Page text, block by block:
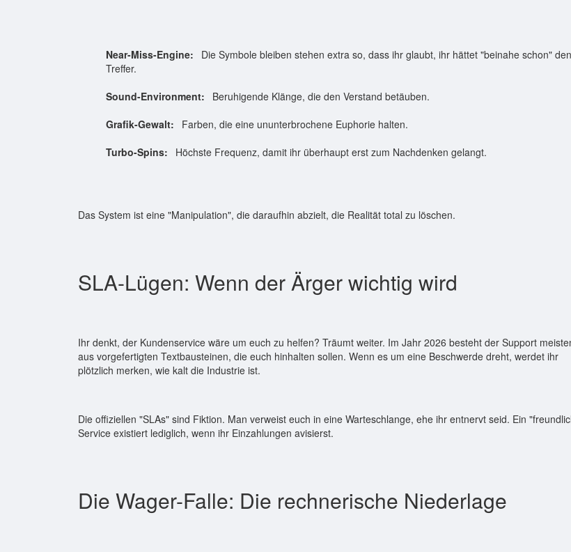
Near-Miss-Engine:
Die Symbole bleiben stehen extra so, dass ihr glaubt, ihr hättet "beinahe schon" den
Treffer.
Sound-Environment:
Beruhigende Klänge, die den Verstand betäuben.
Grafik-Gewalt:
Farben, die eine ununterbrochene Euphorie halten.
Turbo-Spins:
Höchste Frequenz, damit ihr überhaupt erst zum Nachdenken gelangt.
Das System ist eine "Manipulation", die daraufhin abzielt, die Realität total zu löschen.
SLA-Lügen: Wenn der Ärger wichtig wird
Ihr denkt, der Kundenservice wäre um euch zu helfen? Träumt weiter. Im Jahr 2026 besteht der Support
aus vorgefertigten Textbausteinen, die euch hinhalten sollen. Wenn es um eine Beschwerde dreht, werdet ihr
plötzlich merken, wie kalt die Industrie ist.
Die offiziellen "SLAs" sind Fiktion. Man verweist euch in eine Warteschlange, ehe ihr entnervt seid. Ein
Service existiert lediglich, wenn ihr Einzahlungen avisierst.
Die Wager-Falle: Die rechnerische Niederlage